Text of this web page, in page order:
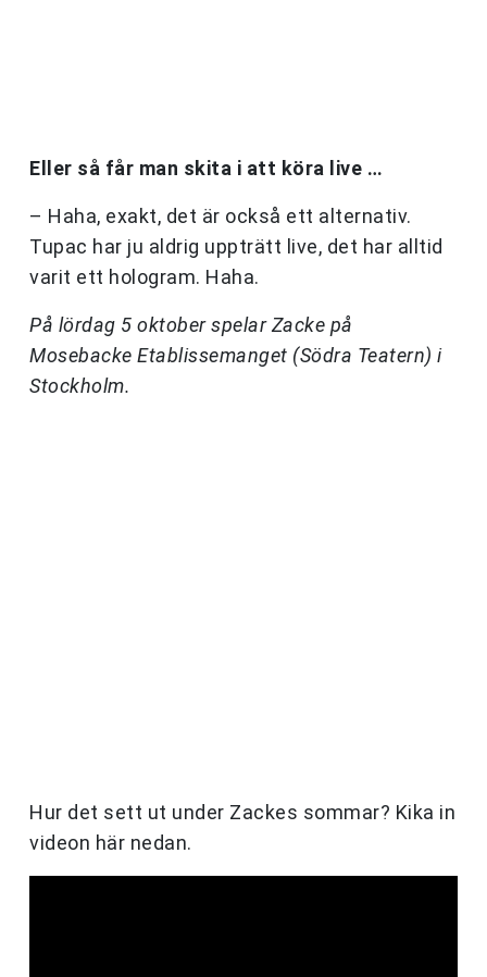
Eller så får man skita i att köra live …
– Haha, exakt, det är också ett alternativ.
Tupac har ju aldrig uppträtt live, det har alltid
varit ett hologram. Haha.
På lördag 5 oktober spelar Zacke på
Mosebacke Etablissemanget (Södra Teatern) i
Stockholm.
Hur det sett ut under Zackes sommar? Kika in
videon här nedan.